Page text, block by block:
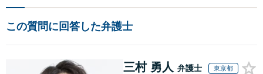
この質問に回答した弁護士
三村 勇人 弁護士 東京都